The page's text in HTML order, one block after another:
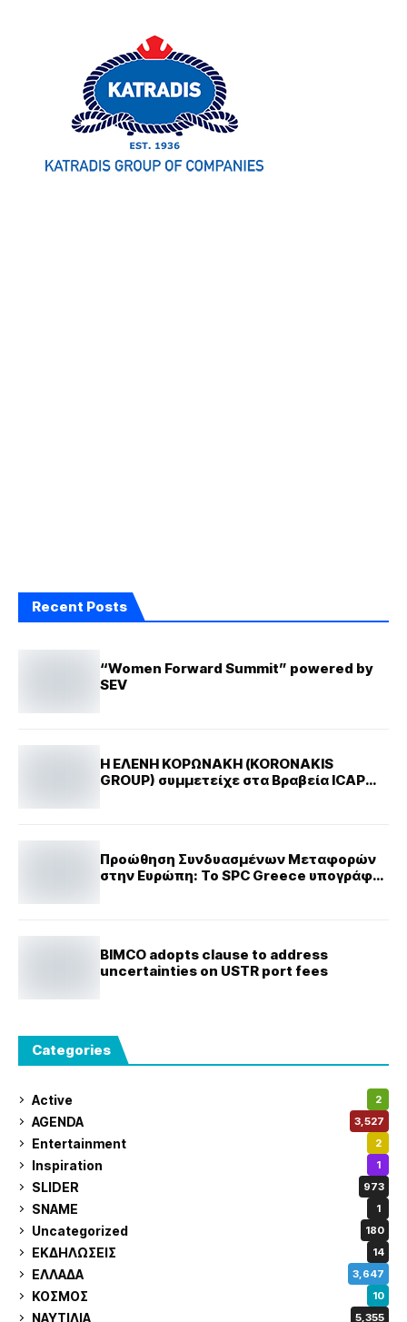
Recent Posts
“Women Forward Summit” powered by
SEV
Η ΕΛΕΝΗ ΚΟΡΩΝΑΚΗ (KORONAKIS
GROUP) συμμετείχε στα Βραβεία ICAP
Προώθηση Συνδυασμένων Μεταφορών
στην Ευρώπη: Το SPC Greece υπογράφει
BIMCO adopts clause to address
uncertainties on USTR port fees
Categories
Active 2
AGENDA 3,527
Entertainment 2
Inspiration 1
SLIDER 973
SNAME 1
Uncategorized 180
ΕΚΔΗΛΩΣΕΙΣ 14
ΕΛΛΑΔΑ 3,647
ΚΟΣΜΟΣ 10
ΝΑΥΤΙΛΙΑ 5,355